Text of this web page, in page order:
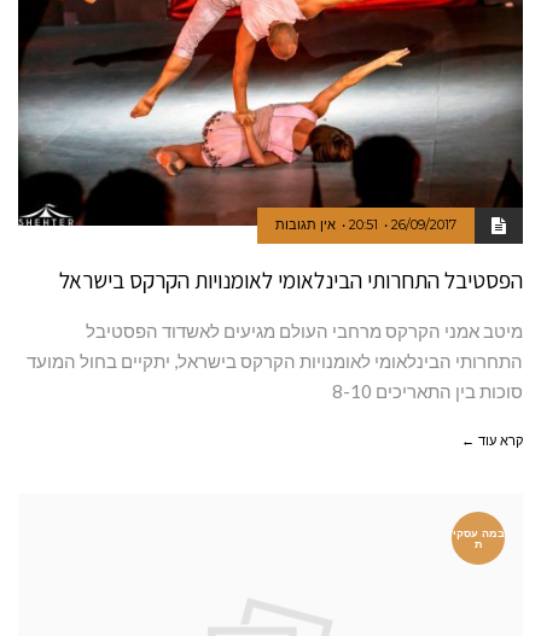
26/09/2017
20:51 אין תגובות
הפסטיבל התחרותי הבינלאומי לאומנויות הקרקס בישראל
מיטב אמני הקרקס מרחבי העולם מגיעים לאשדוד הפסטיבל
התחרותי הבינלאומי לאומנויות הקרקס בישראל, יתקיים בחול המועד
סוכות בין התאריכים 8-10
קרא עוד ←
במה עסקי
ת